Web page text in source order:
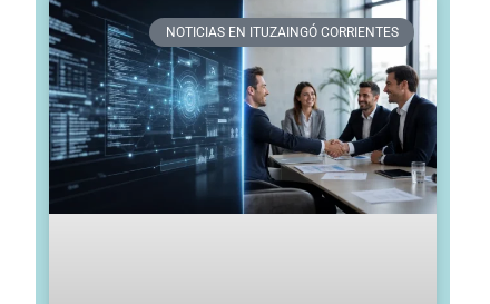
NOTICIAS EN ITUZAINGÓ CORRIENTES